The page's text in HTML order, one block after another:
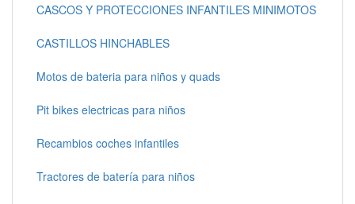
CASCOS Y PROTECCIONES INFANTILES MINIMOTOS
CASTILLOS HINCHABLES
Motos de bateria para niños y quads
Pit bikes electricas para niños
Recambios coches infantiles
Tractores de batería para niños